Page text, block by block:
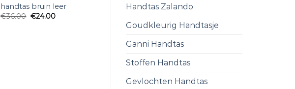
Handtas Zalando
Goudkleurig Handtasje
Ganni Handtas
Stoffen Handtas
Gevlochten Handtas
handtas bruin leer
€36.00 €24.00